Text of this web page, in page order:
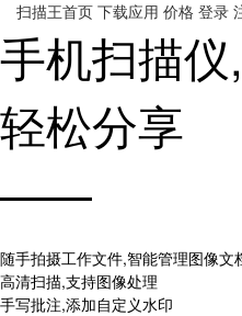
扫描王首页 下载应用 价格 登录
手机扫描
轻松分享
——
随手拍摄工作文件,智能管理图像文
高清扫描,支持图像处理
手写批注,添加自定义水印